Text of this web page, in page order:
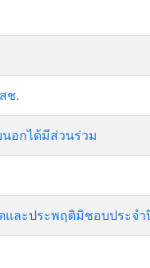
ช.
อกได้มีส่วนร่วม
และประพฤติมิชอบประจำ